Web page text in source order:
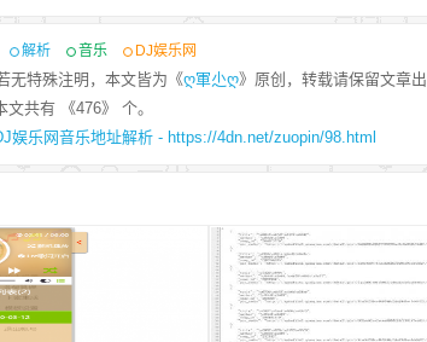
解析 音乐 DJ娱乐网
无特殊注明，本文皆为《ღ軍尐ღ》原创，转载请保留文章出
文共有 《476》 个。
娱乐网音乐地址解析 - https://4dn.net/zuopin/98.html
事搭建了博客，在扒壳的
悬浮音乐播放器不错，然
放器也同时给拿下，都怪
者见谅。废话不多说先上
1.0 版本详情：此悬浮播
博客站点里管理方便。目
http://4dn.net/?
里直接创建悬浮播放器
音乐 修改音乐 修改播
效果图：最近在写播放器的
便就拿千千音乐的手机版来
是只能获取100首音乐。
$str=str_GetUrl($url, 3); //
preg_match('/
{"comment_num"/iU', $str,
$CD_name[1]